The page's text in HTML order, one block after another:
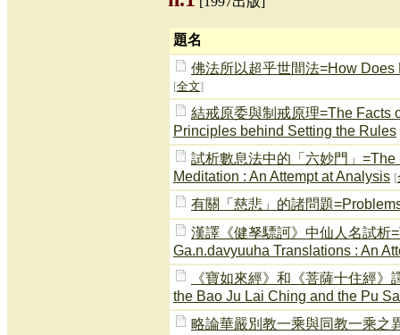
題名
佛法所以超乎世間法=How
[全文]
結戒原委與制戒原理=The Facts
Principles behind Setting the Rules
試析數息法中的「六妙門」
Meditation : An Attempt at Analysis [
有關「慈悲」的諸問題
漢譯《健孥驃訶》中仙人名試析
Ga.n.davyuuha Translations : An
《寶如來經》和《菩薩十住經
the Bao Ju Lai Ching and the Pu
略論華嚴別教一乘與同教一乘之